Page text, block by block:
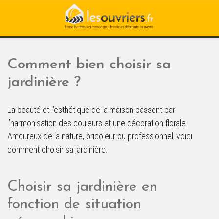
Comment bien choisir sa
jardinière ?
La beauté et l’esthétique de la maison passent par
l’harmonisation des couleurs et une décoration florale.
Amoureux de la nature, bricoleur ou professionnel, voici
comment choisir sa jardinière.
Choisir sa jardinière en
fonction de situation